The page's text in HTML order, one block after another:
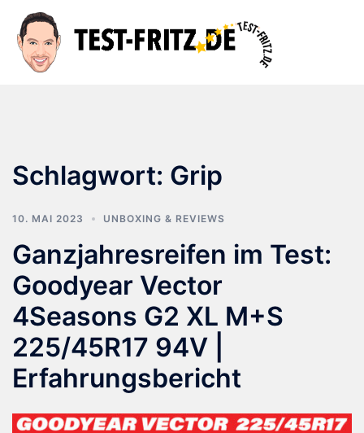
Inhalt
springen
Schlagwort: Grip
10. MAI 2023 UNBOXING & REVIEWS
Ganzjahresreifen im Test:
Goodyear Vector
4Seasons G2 XL M+S
225/45R17 94V |
Erfahrungsbericht